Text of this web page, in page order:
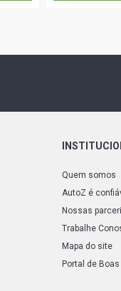
Quem somos
AutoZ é
Nossas
Trabalhe
Mapa do site
Portal de